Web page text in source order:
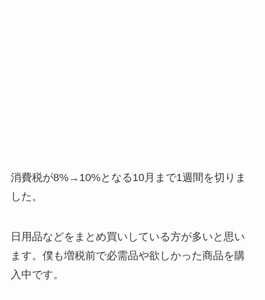
消費税が8%→10%となる10月まで1週間を切りま
した。
日用品などをまとめ買いしている方が多いと思い
ます。僕も増税前で必需品や欲しかった商品を購
入中です。